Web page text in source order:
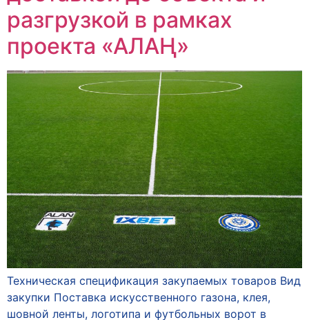
разгрузкой в рамках
проекта «АЛАҢ»
Техническая спецификация закупаемых товаров Вид
закупки Поставка искусственного газона, клея,
шовной ленты, логотипа и футбольных ворот в